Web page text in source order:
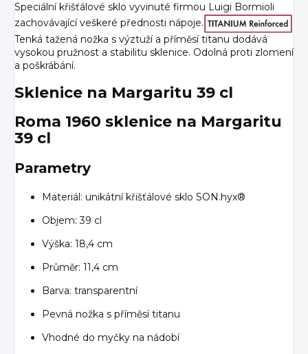
Speciální křišťálové sklo vyvinuté firmou Luigi Bormioli
zachovávající veškeré přednosti nápoje.
Tenká tažená nožka s výztuží a příměsí titanu dodává
vysokou pružnost a stabilitu sklenice. Odolná proti zlomení
a poškrábání.
Sklenice na Margaritu 39 cl
Roma 1960 sklenice na Margaritu
39 cl
Parametry
Materiál: unikátní křišťálové sklo SON.hyx®
Objem: 39 cl
Výška: 18,4 cm
Průměr: 11,4 cm
Barva: transparentní
Pevná nožka s příměsí titanu
Vhodné do myčky na nádobí